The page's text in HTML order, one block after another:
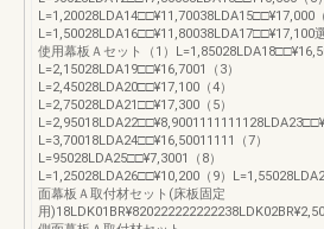
L=1,20028LDA14□□¥11,70038LDA15□□¥17,000（
使用幕板Ａセット（1）
L=2,15028LDA19□□¥16,7001（3）
L=2,45028LDA20□□¥17,100（4）
L=2,75028LDA21□□¥17,300（5）
L=3,70018LDA24□□¥16,50011111（7）
L=95028LDA25□□¥7,3001（8）
L=1,25028LDA26□□¥10,200（9）
面幕板Ａ取付材セット(床板固定
用